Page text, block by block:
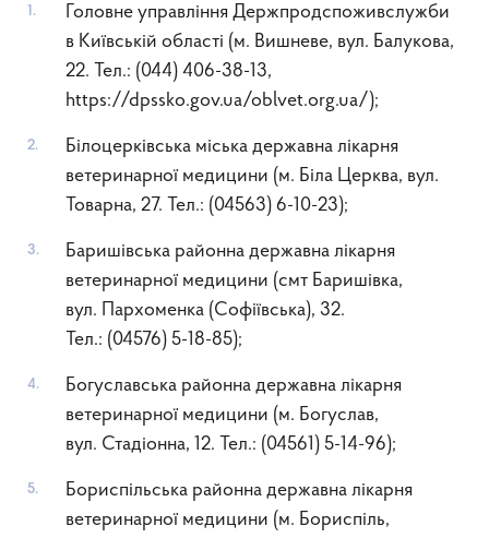
Головне управління Держпродспоживслужби
в Київській області (м. Вишневе, вул. Балукова,
22. Тел.: (044) 406-38-13,
https://dpssko.gov.ua/oblvet.org.ua/);
Білоцерківська міська державна лікарня
ветеринарної медицини (м. Біла Церква, вул.
Товарна, 27. Тел.: (04563) 6-10-23);
Баришівська районна державна лікарня
ветеринарної медицини (смт Баришівка,
вул. Пархоменка (Софіївська), 32.
Тел.: (04576) 5-18-85);
Богуславська районна державна лікарня
ветеринарної медицини (м. Богуслав,
вул. Стадіонна, 12. Тел.: (04561) 5-14-96);
Бориспільська районна державна лікарня
ветеринарної медицини (м. Бориспіль,